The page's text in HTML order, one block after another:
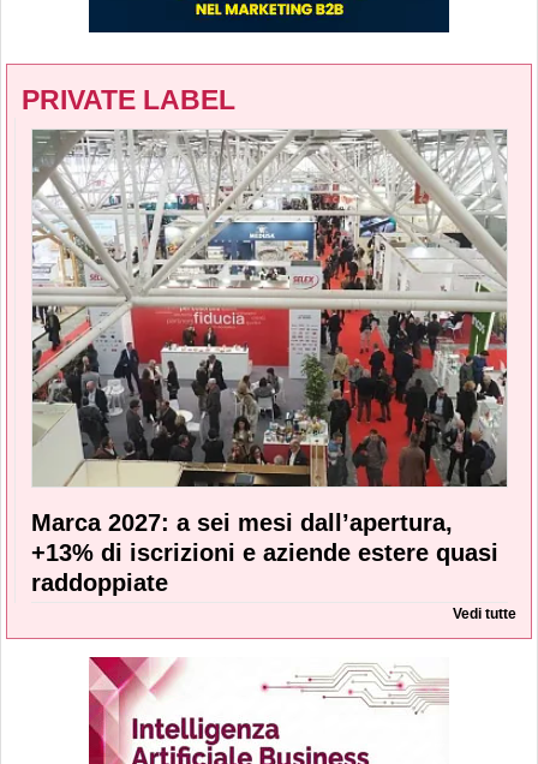
PRIVATE LABEL
Marca 2027: a sei mesi dall’apertura,
+13% di iscrizioni e aziende estere quasi
raddoppiate
Vedi tutte